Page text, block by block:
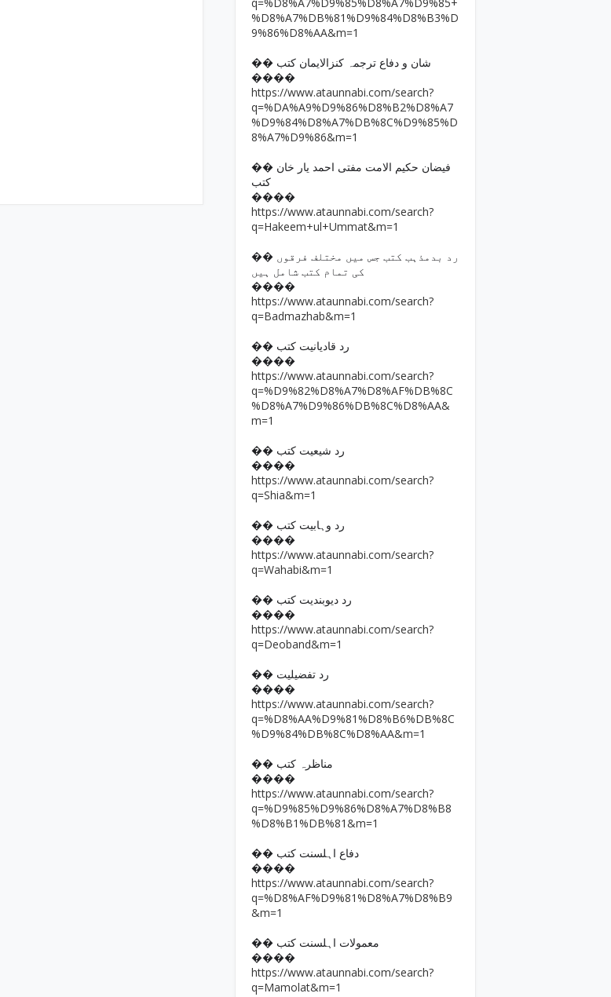
%D8%A7%DB%81%D9%84%D8%B3%D
9%86%D8%AA&m=1
�� شان و دفاع ترجمہ کنزالایمان کتب
����
https://www.ataunnabi.com/search?
q=%DA%A9%D9%86%D8%B2%D8%A7
%D9%84%D8%A7%DB%8C%D9%85%D
8%A7%D9%86&m=1
�� فیضان حکیم الامت مفتی احمد یار خان
کتب
����
https://www.ataunnabi.com/search?
q=Hakeem+ul+Ummat&m=1
�� رد بدمذہب کتب جس میں مختلف فرقوں
کی تمام کتب شامل ہیں
����
https://www.ataunnabi.com/search?
q=Badmazhab&m=1
�� رد قادیانیت کتب
����
https://www.ataunnabi.com/search?
q=%D9%82%D8%A7%D8%AF%DB%8C
%D8%A7%D9%86%DB%8C%D8%AA&
m=1
�� رد شیعیت کتب
����
https://www.ataunnabi.com/search?
q=Shia&m=1
�� رد وہابیت کتب
����
https://www.ataunnabi.com/search?
q=Wahabi&m=1
�� رد دیوبندیت کتب
����
https://www.ataunnabi.com/search?
q=Deoband&m=1
�� رد تفضیلیت
����
https://www.ataunnabi.com/search?
q=%D8%AA%D9%81%D8%B6%DB%8C
%D9%84%DB%8C%D8%AA&m=1
�� مناظرہ کتب
����
https://www.ataunnabi.com/search?
q=%D9%85%D9%86%D8%A7%D8%B8
%D8%B1%DB%81&m=1
�� دفاع اہلسنت کتب
����
https://www.ataunnabi.com/search?
q=%D8%AF%D9%81%D8%A7%D8%B9
&m=1
�� معمولات اہلسنت کتب
����
https://www.ataunnabi.com/search?
q=Mamolat&m=1